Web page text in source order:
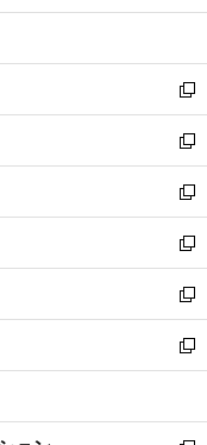
開
ウ
開
く
ン
ウ
で
開
く
ウ
ン
ド
ウ
で
開
く
新
し
い
ウ
ィ
ン
ド
ウ
で
開
く
新
し
い
ウ
ィ
ン
ド
ウ
で
開
新
し
い
ウ
ィ
ン
ド
ウ
開
新
し
い
ウ
ィ
ン
ウ
新
し
い
ウ
ン
新
し
ウ